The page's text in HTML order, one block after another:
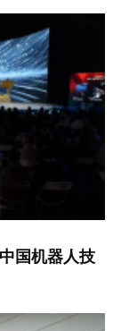
国机器人技